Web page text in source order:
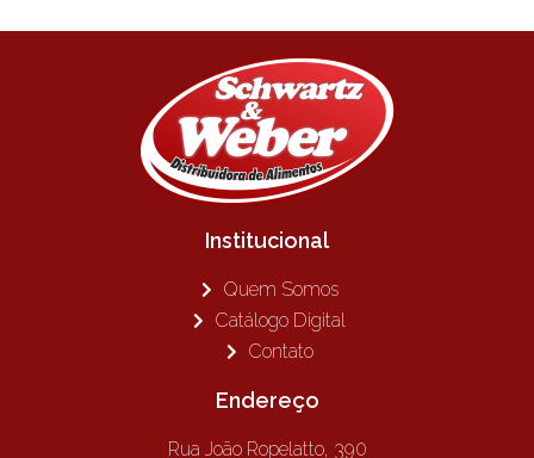
Institucional
Quem Somos
Catálogo Digital
Contato
Endereço
Rua João Ropelatto, 390